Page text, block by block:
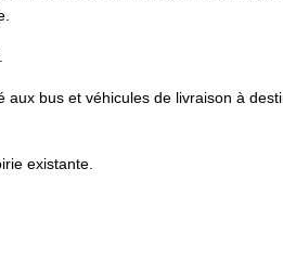
bus et véhicules de livraison à
existante.